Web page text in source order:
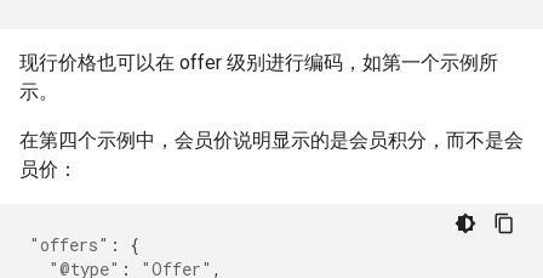
现行价格也可以在 offer 级别进行编码，如第一个示例所
示。
在第四个示例中，会员价说明显示的是会员积分，而不是会
员价：
"offers" :
{
"@type" : "Offer" ,